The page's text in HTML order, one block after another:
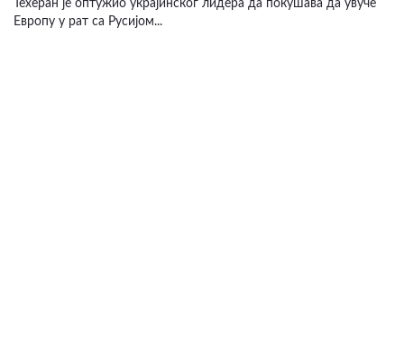
Техеран је оптужио украјинског лидера да покушава да увуче
Европу у рат са Русијом...